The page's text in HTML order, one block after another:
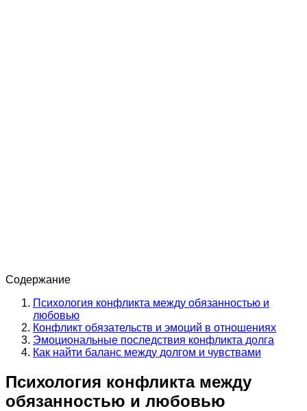
Содержание
Психология конфликта между обязанностью и
любовью
Конфликт обязательств и эмоций в отношениях
Эмоциональные последствия конфликта долга
Как найти баланс между долгом и чувствами
Психология конфликта между
обязанностью и любовью